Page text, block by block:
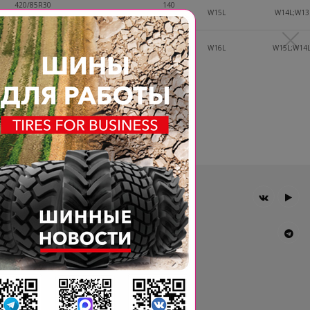
420/85R30
(16.9R30)
STANDARD R1
140
A8/B
W15L W14L;W13
460/85R30
(18.4R30)
STANDARD R1
145
A8/B
W16L W15L;W14L
Возврат к списку
Главная
Компания
Шины BKT
Новости
Статьи
Контакты